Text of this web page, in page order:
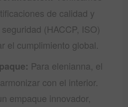
de calidad y
(HACCP, ISO)
el cumplimiento global.
Para elenianna, el
con el interior.
empaque innovador,